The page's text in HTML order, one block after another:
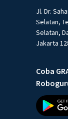
Jl. Dr.
Selatan,
Selatan,
Jakarta
Coba